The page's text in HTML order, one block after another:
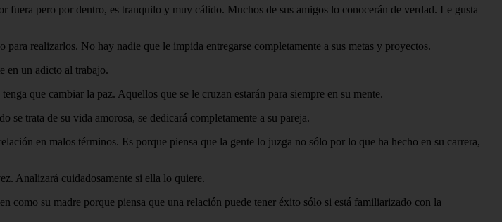
pero por dentro, es tranquilo y muy cálido. Muchos de sus amigos lo conocerán de verdad. Le gusta
realizarlos. No hay nadie que le impida entregarse completamente a sus metas y proyectos.
en un adicto al trabajo.
que cambiar la paz. Aquellos que se le cruzan estarán para siempre en su mente.
trata de su vida amorosa, se dedicará completamente a su pareja.
en malos términos. Es porque piensa que la gente lo juzga no sólo por lo que ha hecho en su carrera,
Analizará cuidadosamente si ella lo quiere.
como su madre porque piensa que una relación puede tener éxito sólo si está familiarizado con la